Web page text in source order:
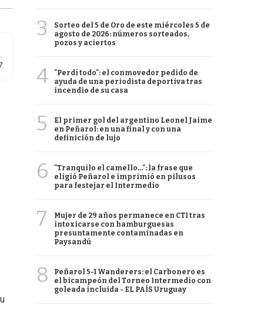
Duración: 47 segundos
3
Sorteo del 5 de Oro de este miércoles 5 de
agosto de 2026: números sorteados,
pozos y aciertos
4
"Perdí todo": el conmovedor pedido de
ayuda de una periodista deportiva tras
incendio de su casa
5
El primer gol del argentino Leonel Jaime
en Peñarol: en una final y con una
definición de lujo
6
"Tranquilo el camello...": la frase que
eligió Peñarol e imprimió en pilusos
para festejar el Intermedio
7
Mujer de 29 años permanece en CTI tras
intoxicarse con hamburguesas
presuntamente contaminadas en
Paysandú
8
Peñarol 5-1 Wanderers: el Carbonero es
el bicampeón del Torneo Intermedio con
goleada incluida - EL PAÍS Uruguay